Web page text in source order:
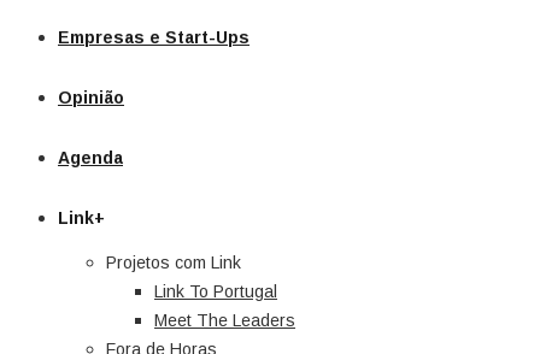
Empresas e Start-Ups
Opinião
Agenda
Link+
Projetos com Link
Link To Portugal
Meet The Leaders
Fora de Horas